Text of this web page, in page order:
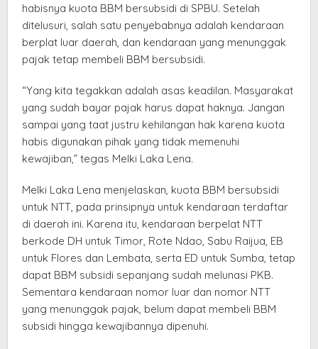
habisnya kuota BBM bersubsidi di SPBU. Setelah
ditelusuri, salah satu penyebabnya adalah kendaraan
berplat luar daerah, dan kendaraan yang menunggak
pajak tetap membeli BBM bersubsidi.
“Yang kita tegakkan adalah asas keadilan. Masyarakat
yang sudah bayar pajak harus dapat haknya. Jangan
sampai yang taat justru kehilangan hak karena kuota
habis digunakan pihak yang tidak memenuhi
kewajiban,” tegas Melki Laka Lena.
Melki Laka Lena menjelaskan, kuota BBM bersubsidi
untuk NTT, pada prinsipnya untuk kendaraan terdaftar
di daerah ini. Karena itu, kendaraan berpelat NTT
berkode DH untuk Timor, Rote Ndao, Sabu Raijua, EB
untuk Flores dan Lembata, serta ED untuk Sumba, tetap
dapat BBM subsidi sepanjang sudah melunasi PKB.
Sementara kendaraan nomor luar dan nomor NTT
yang menunggak pajak, belum dapat membeli BBM
subsidi hingga kewajibannya dipenuhi.